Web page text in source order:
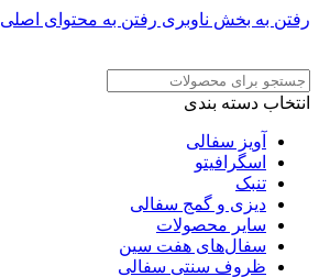
رفتن به بخش ناوبری رفتن به محتوای اصلی
انتخاب دسته بندی
آویز سفالی
اسگرافیتو
تنبک
دیزی و گمج سفالی
سایر محصولات
سفال‌های هفت‌ سین
ظروف سنتی سفالی